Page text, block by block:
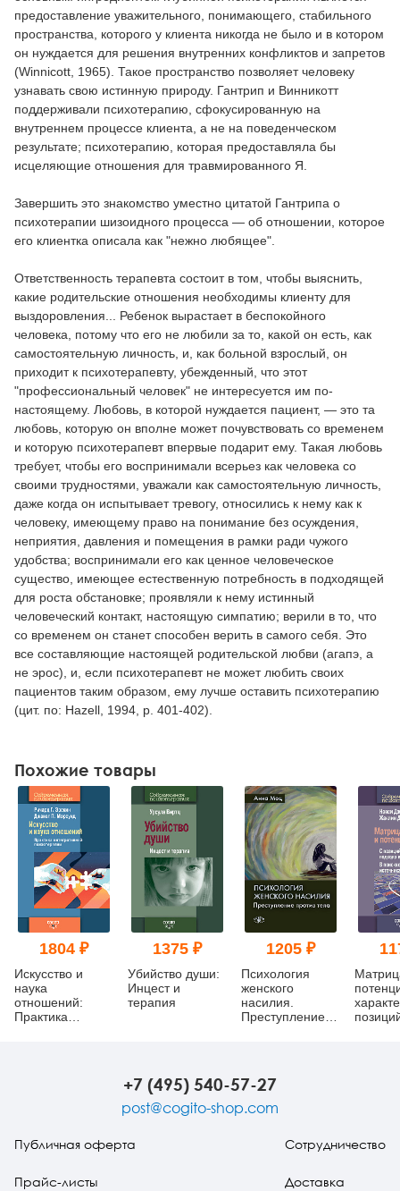
предоставление уважительного, понимающего, стабильного
пространства, которого у клиента никогда не было и в котором
он нуждается для решения внутренних конфликтов и запретов
(Winnicott, 1965). Такое пространство позволяет человеку
узнавать свою истинную природу. Гантрип и Винникотт
поддерживали психотерапию, сфокусированную на
внутреннем процессе клиента, а не на поведенческом
результате; психотерапию, которая предоставляла бы
исцеляющие отношения для травмированного Я.
Завершить это знакомство уместно цитатой Гантрипа о
психотерапии шизоидного процесса — об отношении, которое
его клиентка описала как "нежно любящее".
Ответственность терапевта состоит в том, чтобы выяснить,
какие родительские отношения необходимы клиенту для
выздоровления... Ребенок вырастает в беспокойного
человека, потому что его не любили за то, какой он есть, как
самостоятельную личность, и, как больной взрослый, он
приходит к психотерапевту, убежденный, что этот
"профессиональный человек" не интересуется им по-
настоящему. Любовь, в которой нуждается пациент, — это та
любовь, которую он вполне может почувствовать со временем
и которую психотерапевт впервые подарит ему. Такая любовь
требует, чтобы его воспринимали всерьез как человека со
своими трудностями, уважали как самостоятельную личность,
даже когда он испытывает тревогу, относились к нему как к
человеку, имеющему право на понимание без осуждения,
неприятия, давления и помещения в рамки ради чужого
удобства; воспринимали его как ценное человеческое
существо, имеющее естественную потребность в подходящей
для роста обстановке; проявляли к нему истинный
человеческий контакт, настоящую симпатию; верили в то, что
со временем он станет способен верить в самого себя. Это
все составляющие настоящей родительской любви (агапэ, а
не эрос), и, если психотерапевт не может любить своих
пациентов таким образом, ему лучше оставить психотерапию
(цит. по: Hazell, 1994, р. 401-402).
Похожие товары
1804 ₽
Искусство и
наука
отношений:
Практика
1375 ₽
Убийство души:
Инцест и
терапия
1205 ₽
Психология
женского
насилия.
Преступление
+7 (495) 540-57-27
post@cogito-shop.com
Публичная оферта
Прайс-листы
Сотрудничество
Доставка